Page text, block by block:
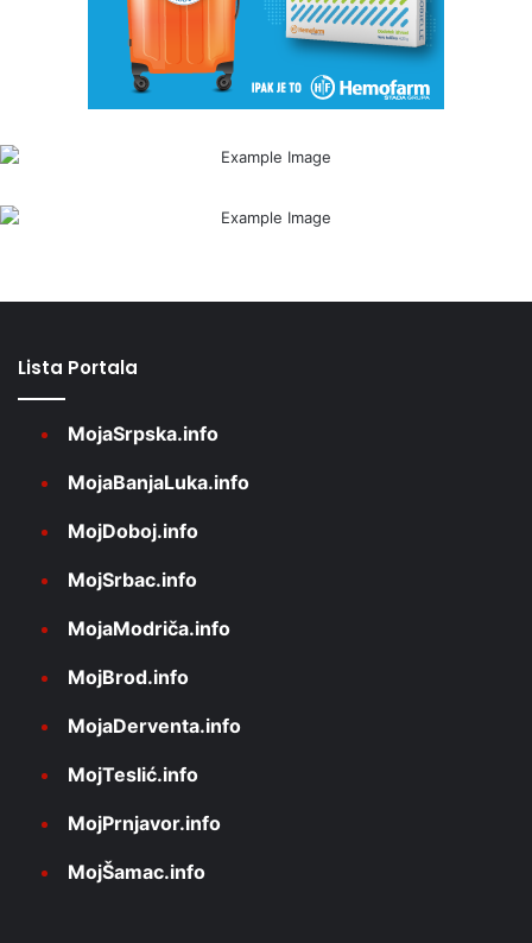
Lista Portala
MojaSrpska.info
MojaBanjaLuka.info
MojDoboj.info
MojSrbac.info
MojaModriča.info
MojBrod.info
MojaDerventa.info
MojTeslić.info
MojPrnjavor.info
MojŠamac.info